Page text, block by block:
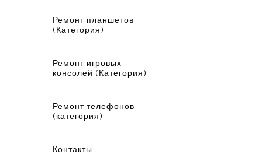
Ремонт планшетов
(Категория)
Ремонт игровых
консолей (Категория)
Ремонт телефонов
(категория)
Контакты